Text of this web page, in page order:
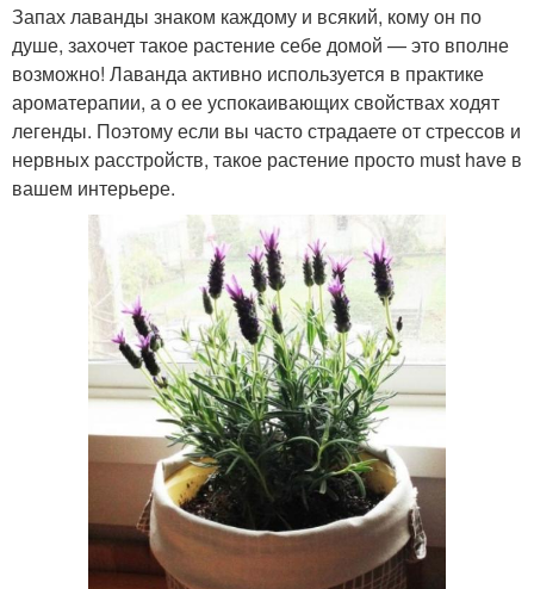
Запах лаванды знаком каждому и всякий, кому он по
душе, захочет такое растение себе домой — это вполне
возможно! Лаванда активно используется в практике
ароматерапии, а о ее успокаивающих свойствах ходят
легенды. Поэтому если вы часто страдаете от стрессов и
нервных расстройств, такое растение просто must have в
вашем интерьере.